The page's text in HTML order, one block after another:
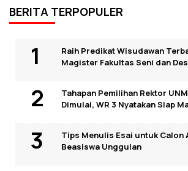
BERITA TERPOPULER
Raih Predikat Wisudawan
Magister Fakultas Seni dan
Tahapan Pemilihan Rektor
Dimulai, WR 3 Nyatakan Siap
Tips Menulis Esai untuk Calon
Beasiswa Unggulan